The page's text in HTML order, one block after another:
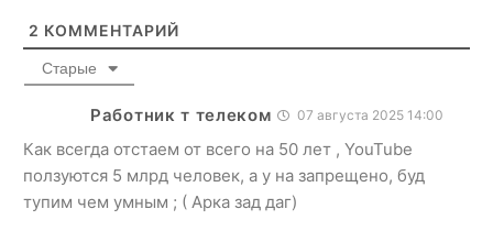
2 КОММЕНТАРИЙ
Старые
Работник т телеком 07 августа 2025 14:00
Как всегда отстаем от всего на 50 лет , YouTube
ползуются 5 млрд человек, а у на запрещено, буд
тупим чем умным ; ( Арка зад даг)